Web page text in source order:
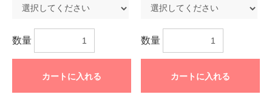
数量
カートに入れる
数量
カートに入れる